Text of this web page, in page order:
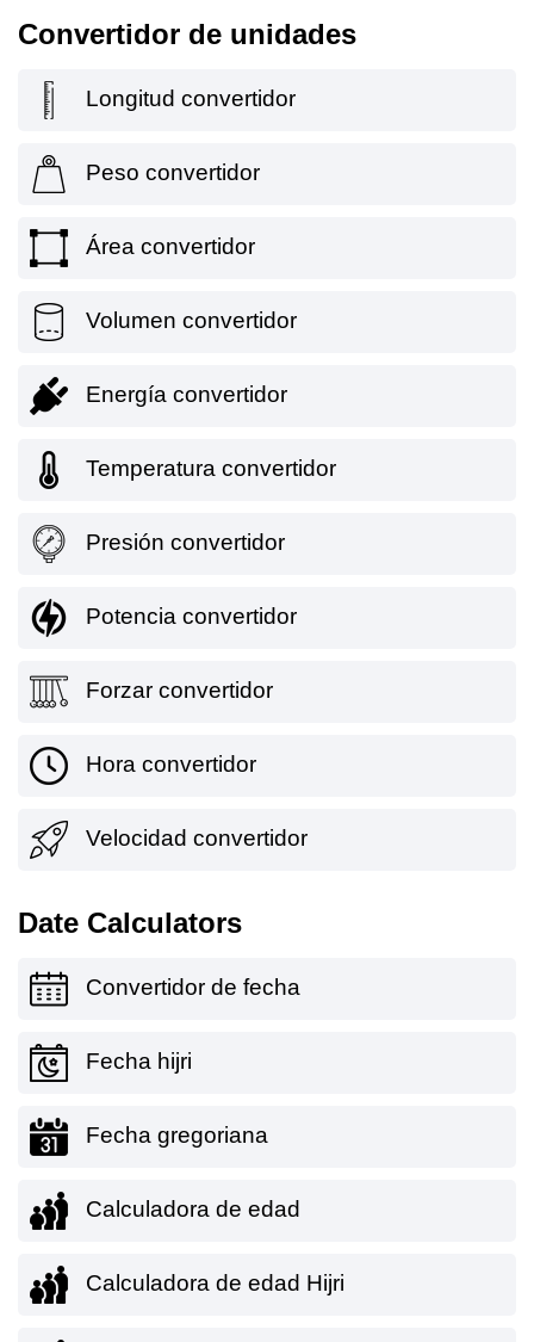
Convertidor de unidades
Longitud convertidor
Peso convertidor
Área convertidor
Volumen convertidor
Energía convertidor
Temperatura convertidor
Presión convertidor
Potencia convertidor
Forzar convertidor
Hora convertidor
Velocidad convertidor
Date Calculators
Convertidor de fecha
Fecha hijri
Fecha gregoriana
Calculadora de edad
Calculadora de edad Hijri